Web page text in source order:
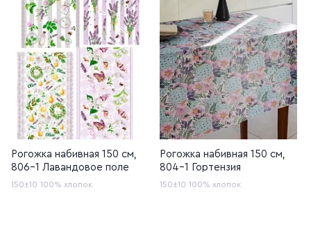
Рогожка набивная 150 см,
806-1 Лавандовое поле
150±10 100% хлопок
Рогожка набивная 150 см,
804-1 Гортензия
150±10 100% хлопок